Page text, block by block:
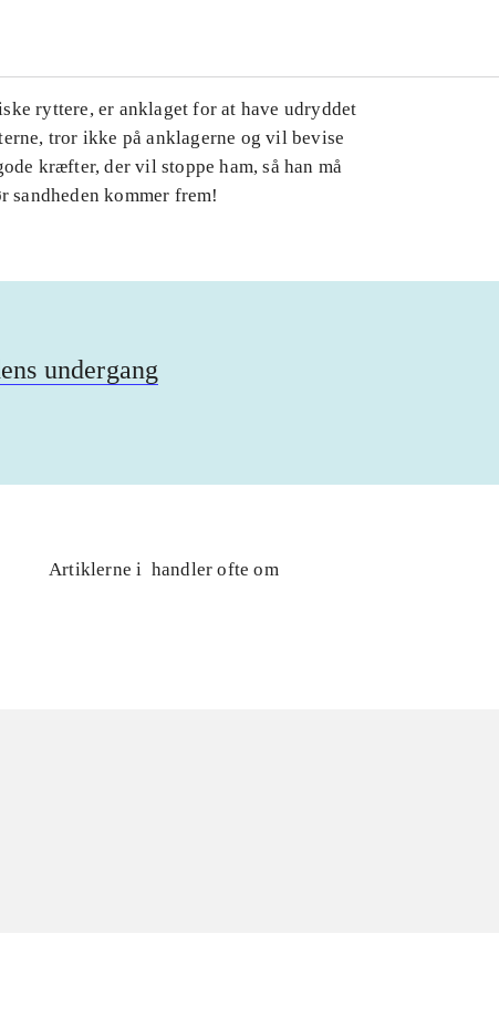
ryttere, er anklaget for at have udryddet
tror ikke på anklagerne og vil bevise
kræfter, der vil stoppe ham, så han må
sandheden kommer frem!
undergang
Artiklerne i handler ofte om